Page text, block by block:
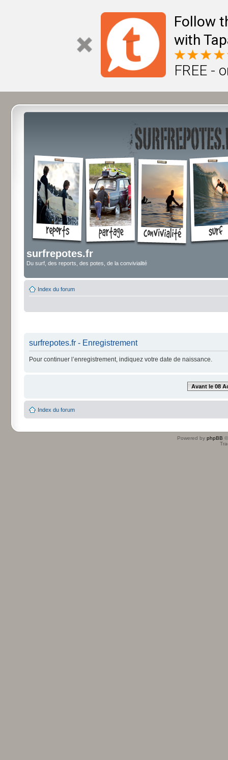
Follow
with
FREE -
surfrepotes.fr
Du surf, des reports, des potes, de la convivialité
Index du forum
surfrepotes.fr - Enregistrement
Pour continuer l’enregistrement, indiquez votre date de naissance.
Avant le 08
Index du forum
Powered by phpBB